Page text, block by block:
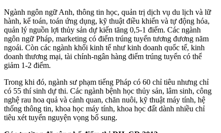
Ngành ngôn ngữ Anh, thông tin học, quản trị dịch vụ du lịch và lữ
hành, kế toán, toán ứng dụng, kỹ thuật điều khiển và tự động hóa,
quản lý nguồn lợi thủy sản dự kiến tăng 0,5-1 điếm. Các ngành
ngôn ngữ Pháp, marketing có điểm trúng tuyển tương đương năm
ngoái. Còn các ngành khối kinh tế như kinh doanh quốc tế, kinh
doanh thương mại, tài chính-ngân hàng điểm trúng tuyển có thể
giảm 1-2 điểm.
Trong khi đó, ngành sư phạm tiếng Pháp có 60 chỉ tiêu nhưng chỉ
có 55 thí sinh dự thi. Các ngành bệnh học thủy sản, lâm sinh, công
nghệ rau hoa quả và cảnh quan, chăn nuôi, kỹ thuật máy tính, hệ
thống thông tin, khoa học máy tính, khoa học đất dành nhiều chỉ
tiêu xét tuyển nguyện vọng bổ sung.